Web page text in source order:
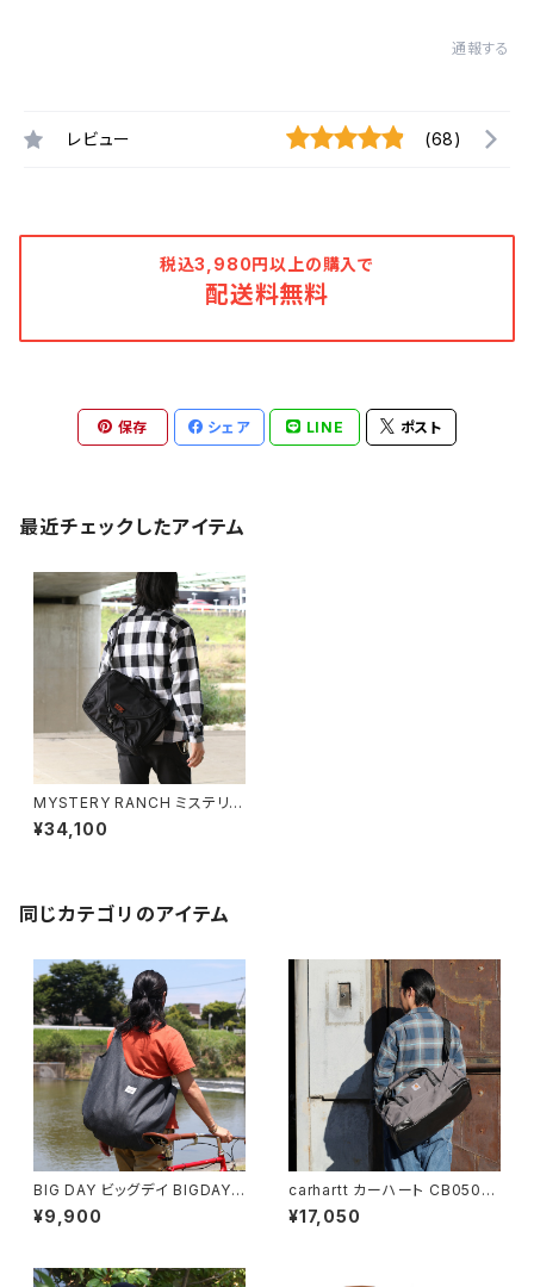
通報する
レビュー (68)
税込3,980円以上の購入で
配送料無料
保存 シェア LINE ポスト
最近チェックしたアイテム
MYSTERY RANCH ミステリー
ランチ MYSTERY RANCH ミ
ステリーランチ 3 Way 18 Exp
¥34,100
同じカテゴリのアイテム
BIG DAY ビッグデイ BIGDAY
DENIM UTILITY BAG デニム
ユーティリティバッグ ショルダー
¥9,900
carhartt カーハート CB0501
35L Classic Duffel ダッフル
バッグ 全3色
¥17,050